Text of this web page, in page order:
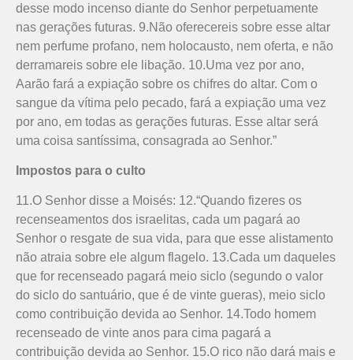
desse modo incenso diante do Senhor perpetua­mente
nas gerações futuras. 9.Não oferecereis sobre esse altar
nem perfume profano, nem holocausto, nem oferta, e não
derramareis sobre ele libação. 10.Uma vez por ano,
Aarão fará a expiação sobre os chifres do altar. Com o
sangue da vítima pelo pecado, fará a expiação uma vez
por ano, em todas as gerações futuras. Esse altar será
uma coisa santíssima, consagrada ao Senhor.”
Impostos para o culto
11.O Senhor disse a Moisés: 12.“Quando fizeres os
recenseamentos dos israelitas, cada um pagará ao
Senhor o resgate de sua vida, para que esse alistamento
não atraia sobre ele algum flagelo. 13.Cada um daqueles
que for recenseado pagará meio siclo (segundo o valor
do siclo do santuário, que é de vinte gueras), meio siclo
como contribuição devida ao Senhor. 14.Todo homem
recenseado de vinte anos para cima pagará a
contribuição devida ao Senhor. 15.O rico não dará mais e